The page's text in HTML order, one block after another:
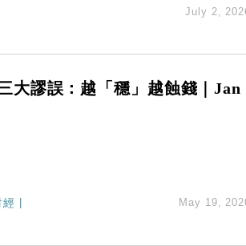
億美元 July 2,
大謬誤：越「穩」越蝕錢｜Jan
經 May 19,